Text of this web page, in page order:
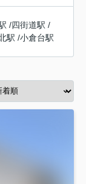
/四街道駅 /
駅 /小倉台駅